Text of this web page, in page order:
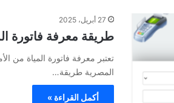
27 أبريل، 2025
طريقة معرفة فاتورة
تعتبر معرفة فاتورة المياة من
المصرية طريقة…
أكمل القراءة »